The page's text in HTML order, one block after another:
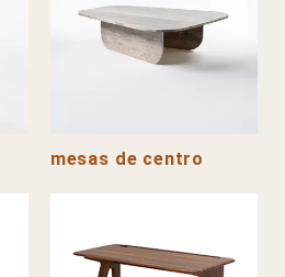
mesas de centro